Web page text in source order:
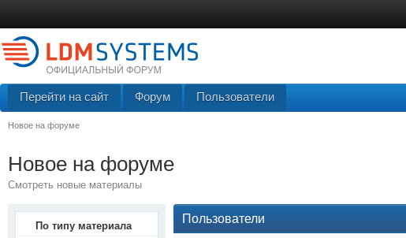
Перейти на сайт Форум Пользователи
Новое на форуме
Новое на форуме
Смотреть новые материалы
По типу материала
Пользователи